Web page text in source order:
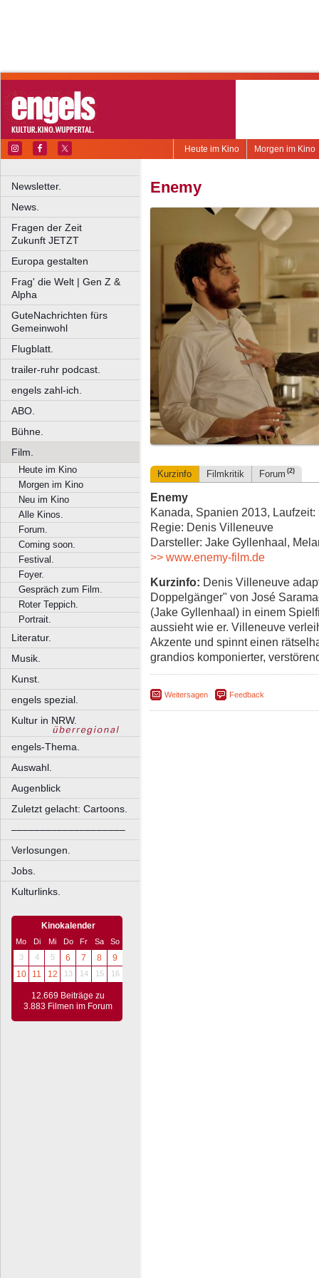
Morgen im Kino
Heute im Kino
Newsletter.
News.
Fragen der Zeit
Zukunft JETZT
Europa gestalten
Frag' die Welt | Gen Z &
Alpha
GuteNachrichten fürs
Gemeinwohl
Flugblatt.
trailer-ruhr podcast.
engels zahl-ich.
ABO.
Bühne.
Film.
Heute im Kino
Morgen im Kino
Neu im Kino
Alle Kinos.
Forum.
Coming soon.
Festival.
Foyer.
Gespräch zum Film.
Roter Teppich.
Portrait.
Literatur.
Musik.
Kunst.
engels spezial.
Kultur in NRW.
engels-Thema.
Auswahl.
Augenblick
Zuletzt gelacht: Cartoons.
––––––––––––––––––––
Verlosungen.
Jobs.
Kulturlinks.
Kinokalender
Mo Di Mi Do Fr Sa
So
3
4 5 6 7 8
9
10
11 12 13 14 15 16
12.669 Beiträge zu
3.883 Filmen im Forum
Enemy
Kurzinfo Filmkritik Forum (2)
Enemy
Kanada, Spanien 2013,
Regie: Denis Villeneuve
Darsteller: Jake Gyllenhaal,
>> www.enemy-film.de
Kurzinfo: Denis Villeneuve
Doppelgänger" von José
(Jake Gyllenhaal) in einem
aussieht wie er. Villeneuve
Akzente und spinnt einen
grandios komponierter,
Weitersagen Feedback